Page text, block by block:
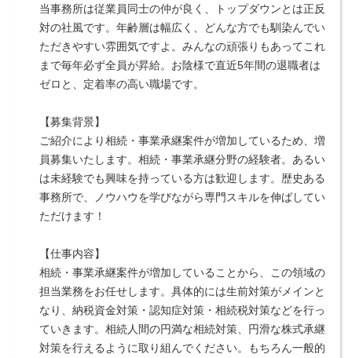
当事務所は従業員同士の仲が良く、トップダウンとは正反
対の社風です。年齢層は幅広く、どんな方でも馴染んでい
ただきやすい雰囲気ですよ。みんなの頑張りもあってこれ
まで毎年必ず全員が昇給。お陰様で直近5年間の退職者は
ゼロと、定着率の高い職場です。
【募集背景】
ご紹介により相続・事業承継案件が増加しているため、増
員募集いたします。相続・事業承継分野の経験者。あるい
は未経験でも興味を持っている方は歓迎します。歴史ある
事務所で、ノウハウを学びながら専門スキルを伸ばしてい
ただけます！
【仕事内容】
相続・事業承継案件が増加していることから、この領域の
担当業務をお任せします。具体的には生前対策がメインと
なり、納税資金対策・認知症対策・相続税対策などを行っ
ていきます。相続人間の円満な相続対策、円滑な株式承継
対策を行えるように取り組んでください。もちろん一般的